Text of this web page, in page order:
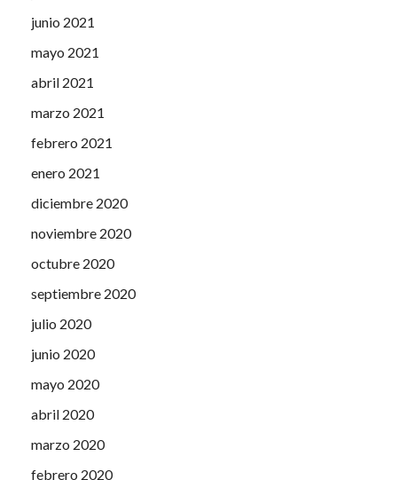
junio 2021
mayo 2021
abril 2021
marzo 2021
febrero 2021
enero 2021
diciembre 2020
noviembre 2020
octubre 2020
septiembre 2020
julio 2020
junio 2020
mayo 2020
abril 2020
marzo 2020
febrero 2020